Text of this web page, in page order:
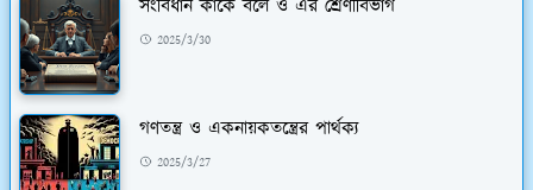
সংবিধান কাকে বলে ও এর শ্রেণীবিভাগ
2025/3/30
গণতন্ত্র ও একনায়কতন্ত্রের পার্থক্য
2025/3/27